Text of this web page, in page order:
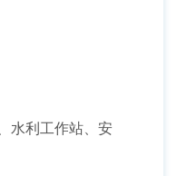
水利工作站、安